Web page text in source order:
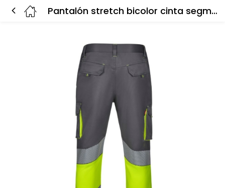
Pantalón stretch bicolor cinta segmentada 303008S